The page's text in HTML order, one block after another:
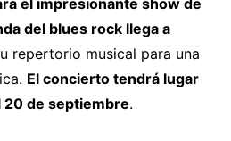
el impresionante show de
del blues rock llega a
repertorio musical para una
El concierto tendrá lugar
20 de septiembre.